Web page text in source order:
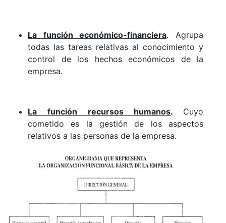
La función económico-financiera. Agrupa
todas las tareas relativas al conocimiento y
control de los hechos económicos de la
empresa.
La función recursos humanos. Cuyo
cometido es la gestión de los aspectos
relativos a las personas de la empresa.